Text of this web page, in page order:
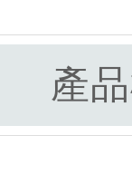
產